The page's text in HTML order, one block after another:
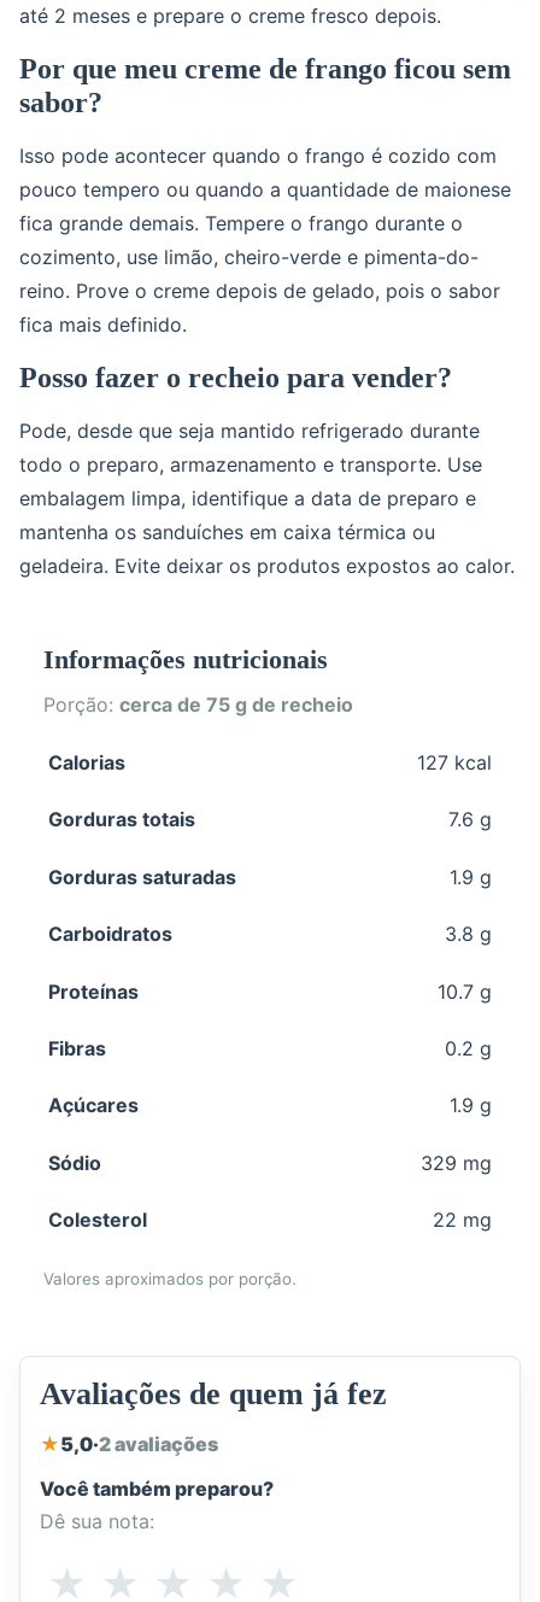
até 2 meses e prepare o creme fresco depois.
Por que meu creme de frango ficou sem
sabor?
Isso pode acontecer quando o frango é cozido com
pouco tempero ou quando a quantidade de maionese
fica grande demais. Tempere o frango durante o
cozimento, use limão, cheiro-verde e pimenta-do-
reino. Prove o creme depois de gelado, pois o sabor
fica mais definido.
Posso fazer o recheio para vender?
Pode, desde que seja mantido refrigerado durante
todo o preparo, armazenamento e transporte. Use
embalagem limpa, identifique a data de preparo e
mantenha os sanduíches em caixa térmica ou
geladeira. Evite deixar os produtos expostos ao calor.
Informações nutricionais
Porção: cerca de 75 g de recheio
Calorias 127 kcal
Gorduras totais 7.6 g
Gorduras saturadas 1.9 g
Carboidratos 3.8 g
Proteínas 10.7 g
Fibras 0.2 g
Açúcares 1.9 g
Sódio 329 mg
Colesterol 22 mg
Valores aproximados por porção.
Avaliações de quem já fez
★5,0·2 avaliações
Você também preparou?
Dê sua nota:
Como
★ ★ ★ ★ ★